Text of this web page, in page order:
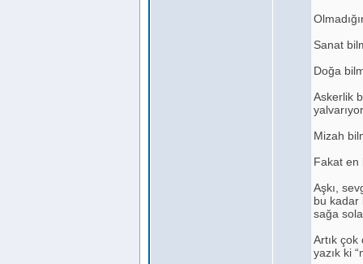
Sanat
Doğa
Askerlik
Mizah
Fakat en
Aşkı,
bu kadar
sağa
Artık
yazık ki